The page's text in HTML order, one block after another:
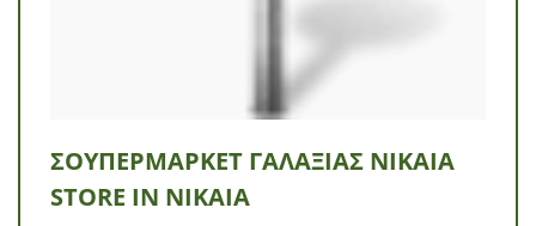
ΣΟΥΠΕΡΜΆΡΚΕΤ ΓΑΛΑΞΊΑΣ ΝΊΚΑΙΑ
STORE IN ΝΊΚΑΙΑ